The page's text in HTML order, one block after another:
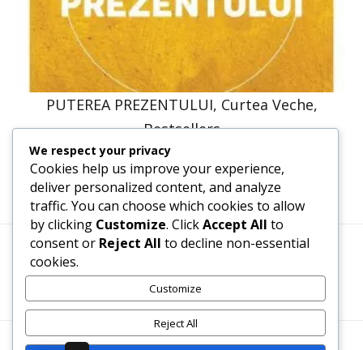
PUTEREA PREZENTULUI, Curtea Veche,
Bestsellers
58,14lei
Termeni, Condiții & Protecția Datelor (GDPR)
WWW.RECENZII-CARTI.RO ©2026 TOATE DREPTURILE
We respect your privacy
Cookies help us improve your experience,
deliver personalized content, and analyze
traffic. You can choose which cookies to allow
by clicking Customize. ClickAccept All to
consent or Reject All to decline non-essential
cookies.
Customize
Reject All